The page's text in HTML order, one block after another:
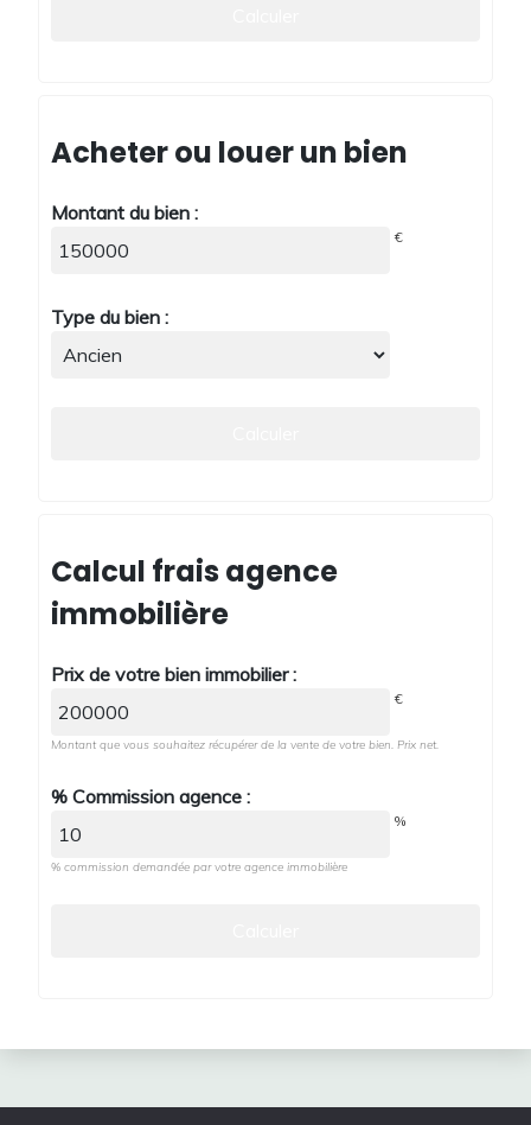
Acheter ou louer un bien
Montant du bien :
€
Type du bien :
Calcul frais agence
immobilière
Prix de votre bien immobilier :
€
Montant que vous souhaitez récupérer de la vente de votre bien. Prix net.
% Commission agence :
%
% commission demandée par votre agence immobilière